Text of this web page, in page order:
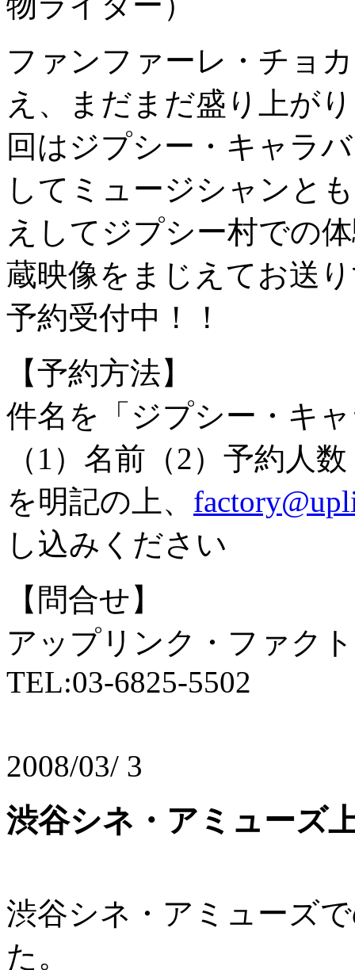
ファンファーレ・チョ
え、まだまだ盛り上が
回はジプシー・キャラ
してミュージシャンと
えしてジプシー村での
蔵映像をまじえてお送
予約受付中！！
【予約方法】
件名を「ジプシー・キ
（1）名前（2）予約人
を明記の上、
し込みください
【問合せ】
アップリンク・ファ
TEL:03-6825-5502
2008/03/ 3
渋谷シネ・アミューズ
渋谷シネ・アミューズ
た。